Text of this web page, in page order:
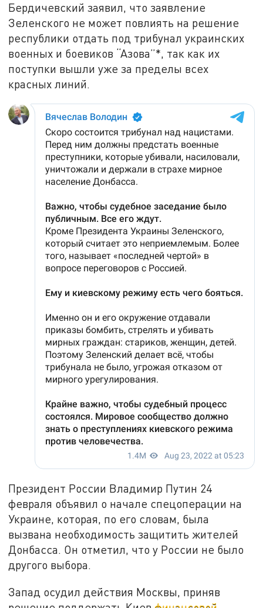
Бердичевский заявил, что заявление
Зеленского не может повлиять на решение
республики отдать под трибунал украинских
военных и боевиков “Азова”*, так как их
поступки вышли уже за пределы всех
красных линий.
Президент России Владимир Путин 24
февраля объявил о начале спецоперации на
Украине, которая, по его словам, была
вызвана необходимость защитить жителей
Донбасса. Он отметил, что у России не было
другого выбора.
Запад осудил действия Москвы, приняв